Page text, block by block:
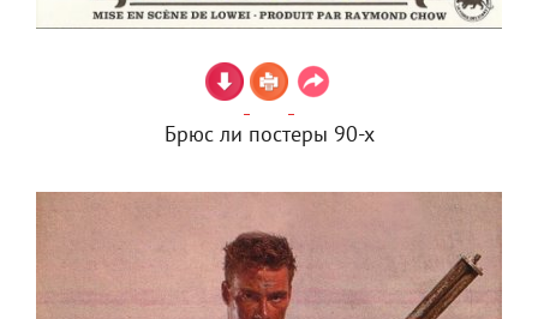
Брюс ли постеры 90-х